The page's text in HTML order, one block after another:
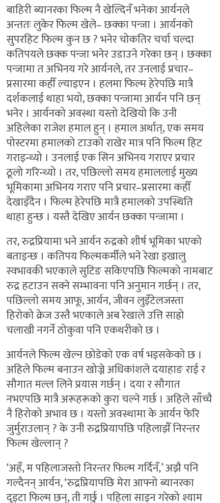
बाहिरी ब्यानरका फिल्म नै खेल्दिनँ भनेका आर्यनले
अन्ततः लुकेर फिल्म खेले– छक्का पन्जा । आर्यनको
सुपरहिट फिल्म कुन छ ? भनेर चोकतिर चर्चा चल्दा
कतिपयले छक्क पन्जा भनेर उडाउने गरेका छन् । छक्का
पन्जामा त अभिनय गरे आर्यनले, तर उनलाई प्रचार–
प्रसारमा कहीँ ल्याइएन । हलमा फिल्म हेरेपछि मात्रै
दर्शकलाई थाहा भयो, छक्का पन्जामा आर्यन पनि छन्
भनेर । आर्यनको अवस्था यस्तो देखियो कि उनी
अहिलेका राजेश हमाल हुन् । हमाल अर्थात्, एक समय
पोस्टरमा हमालको टाउको राखेर मात्र पनि फिल्म हिट
गराइन्थ्यो । उनलाई एक सिन अभिनय गराएर प्रचार
ठूलो गरिन्थ्यो । तर, पछिल्लो समय हमाललाई मुख्य
भूमिकामा अभिनय गराए पनि प्रचार–प्रसारमा कहीँ
देखाइँदैन । फिल्म हेरेपछि मात्रै हमालको उपस्थिति
थाहा हुन्छ । यस्तै देखिए आर्यन छक्का पन्जामा ।
तर, रुद्रप्रियामा भने आर्यन रुद्रको शीर्ष भूमिका भएको
बताइन्छ । कतिपय फिल्मकर्मीले भने रेखा इखालु
स्वभावकी भएकाले सुटिङ सकिएपछि फिल्मको नामबाट
रुद्र हटाउन सक्ने सम्भावना पनि अनुमान गर्छन् । तर,
पछिल्लो समय आफू, आर्यन, जीवन लुइँटेलजस्ता
हिरोको क्रेज उस्तै भएकाले अब रेखाले उत्ति साह्रो
चलाखी नगर्ने ठोकुवा पनि एकथरीको छ ।
आर्यनले फिल्म खेल्न छोडेको एक वर्ष भइसकेको छ ।
अहिले फिल्म बनाउन खोज्ने अधिकांशले दयाहाङ राई र
सौगात मल्ल लिने प्रयास गर्छन् । दया र सौगात
नभएपछि मात्रै अरूहरूको कुरा चल्ने गर्छ । अहिले साँच्चै
नै हिरोको अभाव छ । यस्तो अवस्थामा के आर्यन फेरि
जुर्मुराउलान् ? के उनी रुद्रप्रियापछि पहिलाझैँ निरन्तर
फिल्म खेल्लान् ?
‘अहँ, म पहिलाजस्तो निरन्तर फिल्म गर्दिनँ,’ अझै पनि
गल्दैनन् आर्यन, ‘रुद्रप्रियापछि मेरा आफ्नो ब्यानरका
दुइटा फिल्म छन्, ती गर्छु । पहिला साइन गरेको श्याम